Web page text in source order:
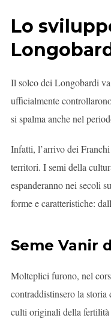
Lo
Il solco dei Longobardi
ufficialmente
si spalma anche nel
Infatti, l’arrivo dei
territori. I semi della
espanderanno nei secoli
forme e caratteristiche:
Seme Vanir
Molteplici furono, nel
contraddistinsero la storia
culti originali della fertilità